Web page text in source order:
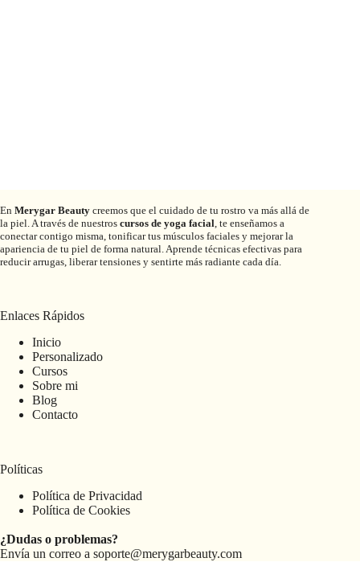
En Merygar Beauty creemos que el cuidado de tu rostro va más allá de
la piel. A través de nuestros cursos de yoga facial, te enseñamos a
conectar contigo misma, tonificar tus músculos faciales y mejorar la
apariencia de tu piel de forma natural. Aprende técnicas efectivas para
reducir arrugas, liberar tensiones y sentirte más radiante cada día.
Enlaces Rápidos
Inicio
Personalizado
Cursos
Sobre mi
Blog
Contacto
Políticas
Política de Privacidad
Política de Cookies
¿Dudas o problemas?
Envía un correo a soporte@merygarbeauty.com